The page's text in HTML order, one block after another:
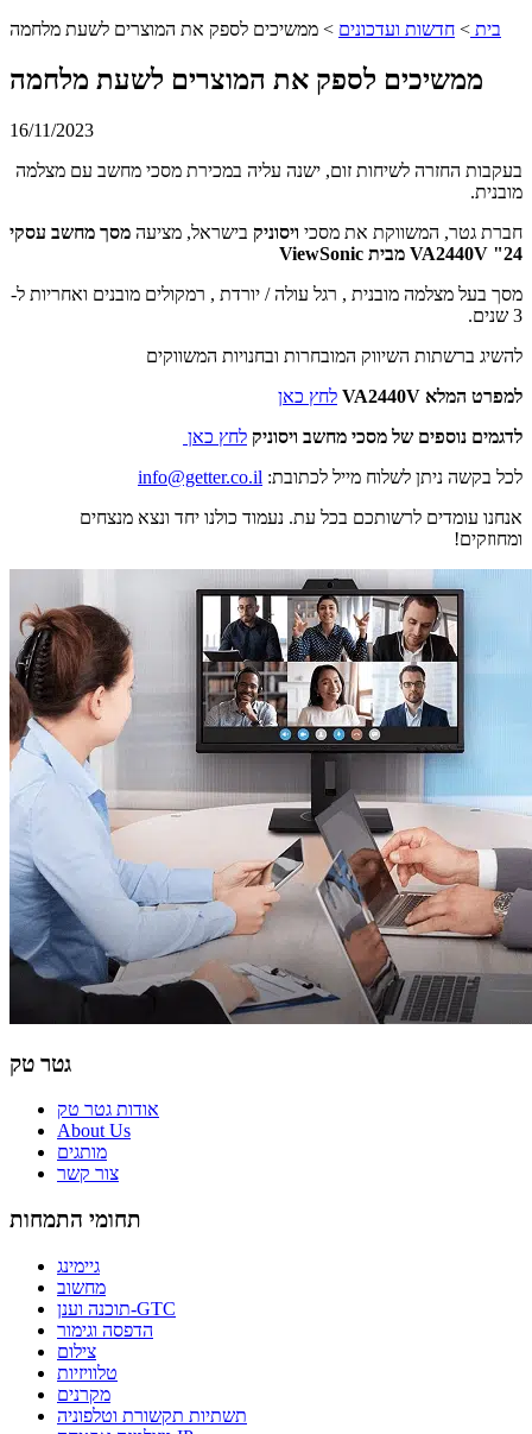
בית > חדשות ועדכונים > ממשיכים לספק את המוצרים לשעת מלחמה
ממשיכים לספק את המוצרים לשעת מלחמה
16/11/2023
בעקבות החזרה לשיחות זום, ישנה עליה במכירת מסכי מחשב עם מצלמה
מובנית.
חברת גטר, המשווקת את מסכי ויסוניק בישראל, מציעה מסך מחשב עסקי
24" VA2440V מבית ViewSonic
מסך בעל מצלמה מובנית , רגל עולה / יורדת , רמקולים מובנים ואחריות ל-
3 שנים.
להשיג ברשתות השיווק המובחרות ובחנויות המשווקים
למפרט המלא VA2440V
לחץ כאן
לדגמים נוספים של מסכי מחשב ויסוניק לחץ כאן
לכל בקשה ניתן לשלוח מייל לכתובת: info@getter.co.il
אנחנו עומדים לרשותכם בכל עת. נעמוד כולנו יחד ונצא מנצחים
ומחוזקים!
גטר טק
אודות גטר טק
About Us
מותגים
צור קשר
תחומי התמחות
גיימינג
מחשוב
תוכנה וענן-GTC
הדפסה וגימור
צילום
טלוויזיות
מקרנים
תשתיות תקשורת וטלפוניה